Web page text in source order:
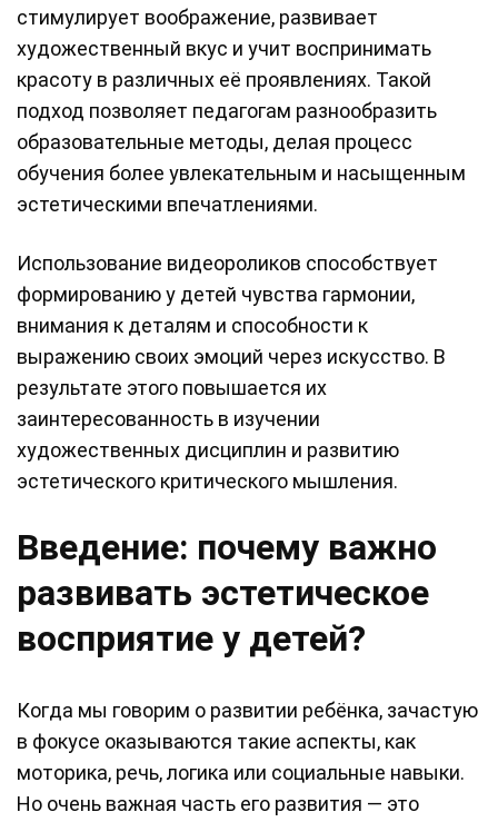
стимулирует воображение, развивает
художественный вкус и учит воспринимать
красоту в различных её проявлениях. Такой
подход позволяет педагогам разнообразить
образовательные методы, делая процесс
обучения более увлекательным и насыщенным
эстетическими впечатлениями.
Использование видеороликов способствует
формированию у детей чувства гармонии,
внимания к деталям и способности к
выражению своих эмоций через искусство. В
результате этого повышается их
заинтересованность в изучении
художественных дисциплин и развитию
эстетического критического мышления.
Введение: почему важно
развивать эстетическое
восприятие у детей?
Когда мы говорим о развитии ребёнка, зачастую
в фокусе оказываются такие аспекты, как
моторика, речь, логика или социальные навыки.
Но очень важная часть его развития — это